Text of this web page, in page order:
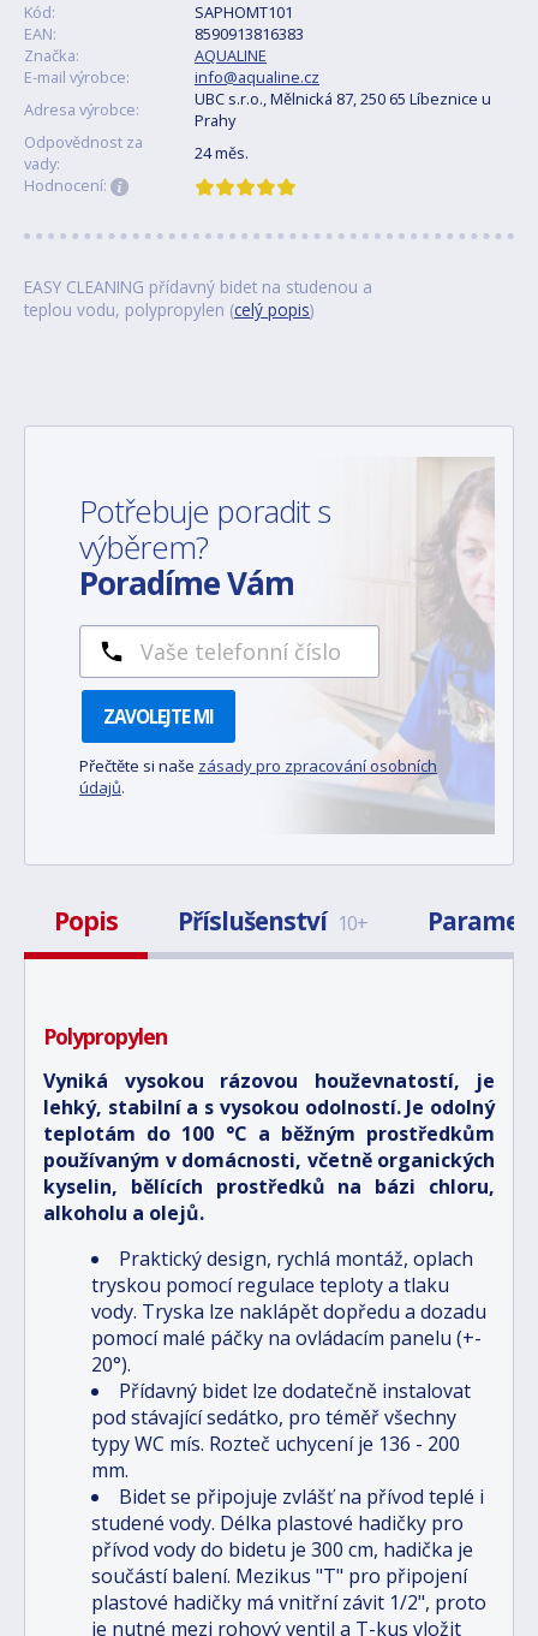
Kód:
SAPHOMT101
EAN:
8590913816383
Značka:
AQUALINE
E-mail výrobce:
info@aqualine.cz
Adresa výrobce:
UBC s.r.o., Mělnická 87, 250 65 Líbeznice u
Prahy
Odpovědnost za
vady:
24 měs.
Hodnocení:
EASY CLEANING přídavný bidet na studenou a
teplou vodu, polypropylen (celý popis)
Potřebuje poradit s
výběrem?
Poradíme Vám
ZAVOLEJTE MI
Přečtěte si naše zásady pro zpracování osobních
údajů.
Popis Příslušenství 10+
Polypropylen
Vyniká vysokou rázovou houževnatostí, je
lehký, stabilní a s vysokou odolností. Je odolný
teplotám do 100 °C a běžným prostředkům
používaným v domácnosti, včetně organických
kyselin, bělících prostředků na bázi chloru,
alkoholu a olejů.
Praktický design, rychlá montáž, oplach
tryskou pomocí regulace teploty a tlaku
vody. Tryska lze naklápět dopředu a dozadu
pomocí malé páčky na ovládacím panelu (+-
20°).
Přídavný bidet lze dodatečně instalovat
pod stávající sedátko, pro téměř všechny
typy WC mís. Rozteč uchycení je 136 - 200
mm.
Bidet se připojuje zvlášť na přívod teplé i
studené vody. Délka plastové hadičky pro
přívod vody do bidetu je 300 cm, hadička je
součástí balení. Mezikus "T" pro připojení
plastové hadičky má vnitřní závit 1/2", proto
je nutné mezi rohový ventil a T-kus vložit